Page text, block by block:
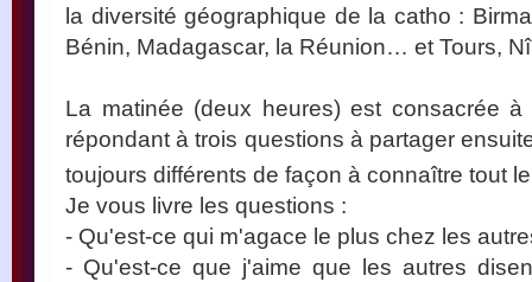
la diversité géographique de la catho :
Bénin, Madagascar, la Réunion… et Tours,
La matinée (deux heures) est consacrée
répondant à trois questions à partager
toujours différents de façon à connaître tout
Je vous livre les questions :
- Qu'est-ce qui m'agace le plus chez les
- Qu'est-ce que j'aime que les autres